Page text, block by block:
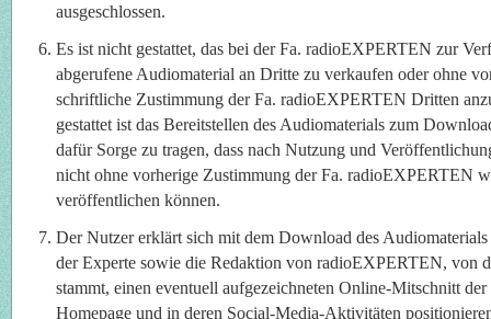
ausgeschlossen.
Es ist nicht gestattet, das bei der Fa. radioEXPERTEN zur
abgerufene Audiomaterial an Dritte zu verkaufen oder ohne
schriftliche Zustimmung der Fa. radioEXPERTEN Dritten
gestattet ist das Bereitstellen des Audiomaterials zum
dafür Sorge zu tragen, dass nach Nutzung und
nicht ohne vorherige Zustimmung der Fa. radioEXPERTEN
veröffentlichen können.
Der Nutzer erklärt sich mit dem Download des Audiomaterials
der Experte sowie die Redaktion von radioEXPERTEN, von
stammt, einen eventuell aufgezeichneten Online-Mitschnitt
Homepage und in deren Social-Media-Aktivitäten